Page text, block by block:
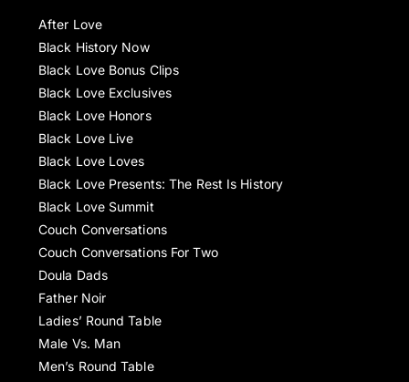
After Love
Black History Now
Black Love Bonus Clips
Black Love Exclusives
Black Love Honors
Black Love Live
Black Love Loves
Black Love Presents: The Rest Is History
Black Love Summit
Couch Conversations
Couch Conversations For Two
Doula Dads
Father Noir
Ladies’ Round Table
Male Vs. Man
Men’s Round Table